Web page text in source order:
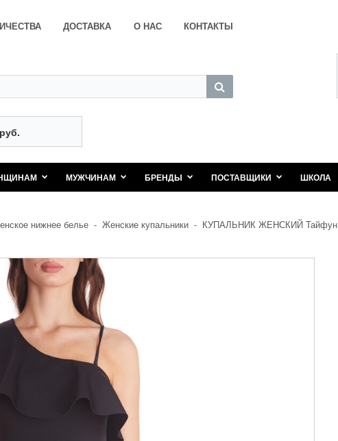
ДОСТАВКА О НАС КОНТАКТЫ
МУЖЧИНАМ БРЕНДЫ ПОСТАВЩИКИ ШКОЛА
нижнее белье - Женские купальники - КУПАЛЬНИК ЖЕНСКИЙ Тайфун